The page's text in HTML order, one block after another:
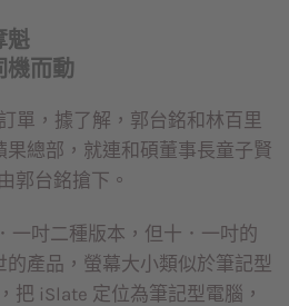
魁
機而動
單，據了解，郭台銘和林百里
總部，就連和碩董事長童子賢
郭台銘搶下。
一吋二種版本，但十．一吋的
產品，螢幕大小類似於筆記型
把 iSlate 定位為筆記型電腦，